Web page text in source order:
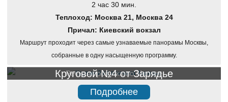
2 час 30 мин.
Теплоход: Москва 21, Москва 24
Причал: Киевский вокзал
Маршрут проходит через самые узнаваемые панорамы Москвы,
собранные в одну насыщенную программу.
Речная прогулка по Москве
Круговой №4 от Зарядье
Подробнее